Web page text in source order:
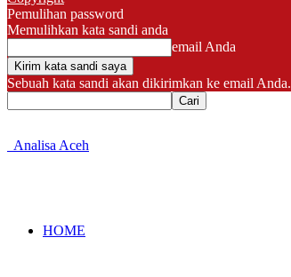
Pemulihan password
Memulihkan kata sandi anda
email Anda
Sebuah kata sandi akan dikirimkan ke email Anda.
Analisa Aceh
HOME